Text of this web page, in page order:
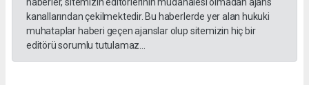
kanallarından çekilmektedir. Bu haberlerde yer alan hukuki
muhataplar haberi geçen ajanslar olup sitemizin hiç bir
editörü sorumlu tutulamaz...